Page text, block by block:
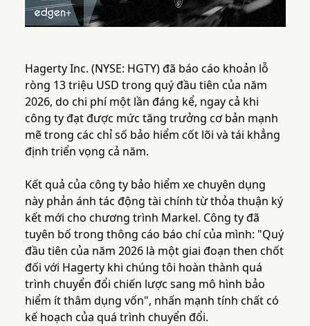
Hagerty Inc. (NYSE: HGTY) đã báo cáo khoản lỗ
ròng 13 triệu USD trong quý đầu tiên của năm
2026, do chi phí một lần đáng kể, ngay cả khi
công ty đạt được mức tăng trưởng cơ bản mạnh
mẽ trong các chỉ số bảo hiểm cốt lõi và tái khẳng
định triển vọng cả năm.
Kết quả của công ty bảo hiểm xe chuyên dụng
này phản ánh tác động tài chính từ thỏa thuận ký
kết mới cho chương trình Markel. Công ty đã
tuyên bố trong thông cáo báo chí của mình: "Quý
đầu tiên của năm 2026 là một giai đoạn then chốt
đối với Hagerty khi chúng tôi hoàn thành quá
trình chuyển đổi chiến lược sang mô hình bảo
hiểm ít thâm dụng vốn", nhấn mạnh tính chất có
kế hoạch của quá trình chuyển đổi.